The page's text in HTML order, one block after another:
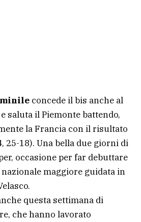
concede il bis anche al
saluta il Piemonte battendo,
la Francia con il risultato
25-18). Una bella due giorni di
occasione per far debuttare
maggiore guidata in
questa settimana di
che hanno lavorato